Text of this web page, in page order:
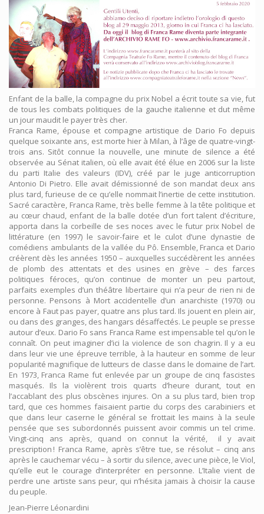
Enfant de la balle, la compagne du prix Nobel a écrit toute sa vie, fut
de tous les combats politiques de la gauche italienne et dut même
un jour maudit le payer très cher.
Franca Rame, épouse et compagne artistique de Dario Fo depuis
quelque soixante ans, est morte hier à Milan, à l’âge de quatre-vingt-
trois ans. Sitôt connue la nouvelle, une minute de silence a été
observée au Sénat italien, où elle avait été élue en 2006 sur la liste
du parti Italie des valeurs (IDV), créé par le juge anticorruption
Antonio Di Pietro. Elle avait démissionné de son mandat deux ans
plus tard, furieuse de ce qu’elle nommait l’inertie de cette institution.
Sacré caractère, Franca Rame, très belle femme à la tête politique et
au cœur chaud, enfant de la balle dotée d’un fort talent d’écriture,
apporta dans la corbeille de ses noces avec le futur prix Nobel de
littérature (en 1997) le savoir-faire et le culot d’une dynastie de
comédiens ambulants de la vallée du Pô. Ensemble, Franca et Dario
créèrent dès les années 1950 – auxquelles succédèrent les années
de plomb des attentats et des usines en grève – des farces
politiques féroces, qu’on continue de monter un peu partout,
parfaits exemples d’un théâtre libertaire qui n’a peur de rien ni de
personne. Pensons à Mort accidentelle d’un anarchiste (1970) ou
encore à Faut pas payer, quatre ans plus tard. Ils jouent en plein air,
ou dans des granges, des hangars désaffectés. Le peuple se presse
autour d’eux. Dario Fo sans Franca Rame est impensable tel qu’on le
connaît. On peut imaginer d’ici la violence de son chagrin. Il y a eu
dans leur vie une épreuve terrible, à la hauteur en somme de leur
popularité magnifique de lutteurs de classe dans le domaine de l’art.
En 1973, Franca Rame fut enlevée par un groupe de cinq fascistes
masqués. Ils la violèrent trois quarts d’heure durant, tout en
l’accablant des plus obscènes injures. On a su plus tard, bien trop
tard, que ces hommes faisaient partie du corps des carabiniers et
que dans leur caserne le général se frottait les mains à la seule
pensée que ses subordonnés puissent avoir commis un tel crime.
Vingt-cinq ans après, quand on connut la vérité, il y avait
prescription ! Franca Rame, après s’être tue, se résolut – cinq ans
après le cauchemar vécu – à sortir du silence, avec une pièce, le Viol,
qu’elle eut le courage d’interpréter en personne. L’Italie vient de
perdre une artiste sans peur, qui n’hésita jamais à choisir la cause
du peuple.
Jean-Pierre Léonardini